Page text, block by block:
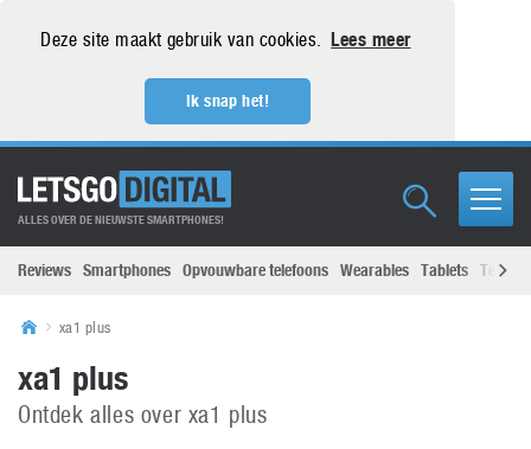
Deze site maakt gebruik van cookies. Lees meer
Ik snap het!
ALLES OVER DE NIEUWSTE SMARTPHONES!
Reviews Smartphones Opvouwbare telefoons Wearables Tablets
xa1 plus
xa1 plus
Ontdek alles over xa1 plus